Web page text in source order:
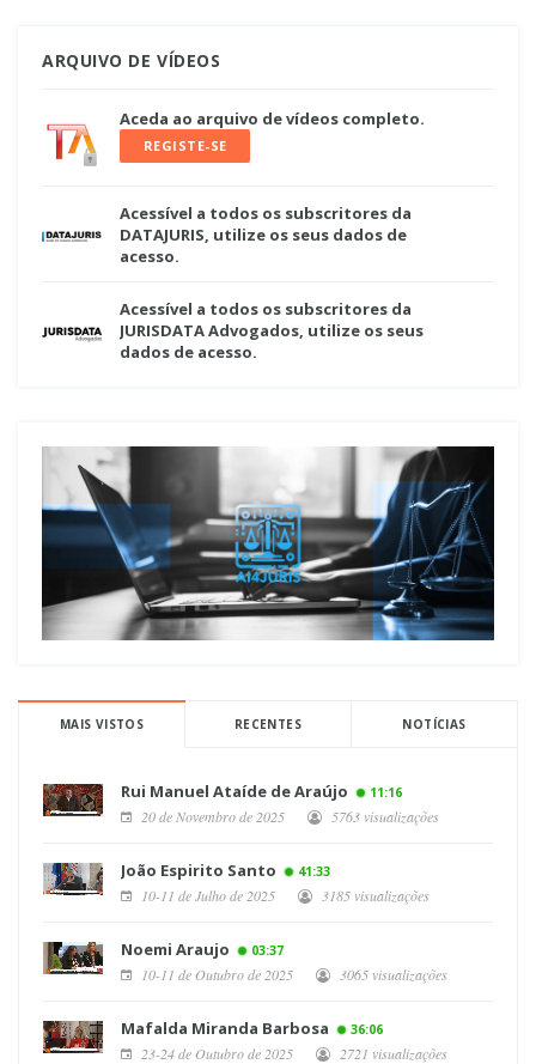
ARQUIVO DE VÍDEOS
Aceda ao arquivo de vídeos completo.
REGISTE-SE
Acessível a todos os subscritores da
DATAJURIS, utilize os seus dados de
acesso.
Acessível a todos os subscritores da
JURISDATA Advogados, utilize os seus
dados de acesso.
MAIS VISTOS RECENTES NOTÍCIAS
Rui Manuel Ataíde de Araújo 11:16
20 de Novembro de 2025 5763 visualizações
João Espirito Santo 41:33
10-11 de Julho de 2025 3185 visualizações
Noemi Araujo 03:37
10-11 de Outubro de 2025 3065 visualizações
Mafalda Miranda Barbosa 36:06
23-24 de Outubro de 2025 2721 visualizações